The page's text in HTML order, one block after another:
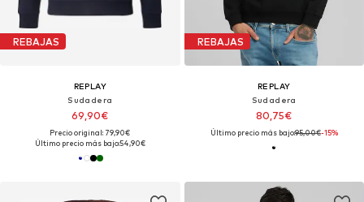
REBAJAS
REPLAY
Sudadera
69,90€
Precio original: 79,90€
Último precio más bajo:54,90€
REBAJAS
REPLAY
Sudadera
80,75€
Último precio más bajo:95,00€-15%